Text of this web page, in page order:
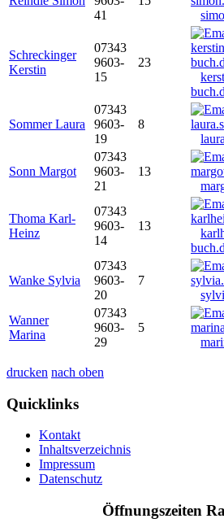
41
Schreckinger
Kerstin
07343
9603-
15
23
Sommer Laura
07343
9603-
19
8
Sonn Margot
07343
9603-
21
13
Thoma Karl-
Heinz
07343
9603-
14
13
Wanke Sylvia
07343
9603-
20
7
Wanner
Marina
07343
9603-
29
5
drucken nach oben
Quicklinks
Kontakt
Inhaltsverzeichnis
Impressum
Datenschutz
Öffnungszeiten